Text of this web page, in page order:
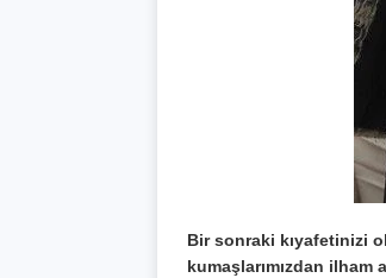
Bir sonraki kıyafetinizi
kumaşlarımızdan ilham